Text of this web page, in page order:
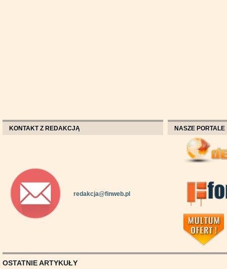
KONTAKT Z REDAKCJĄ
redakcja@finweb.pl
NASZE PORTALE
OSTATNIE ARTYKUŁY